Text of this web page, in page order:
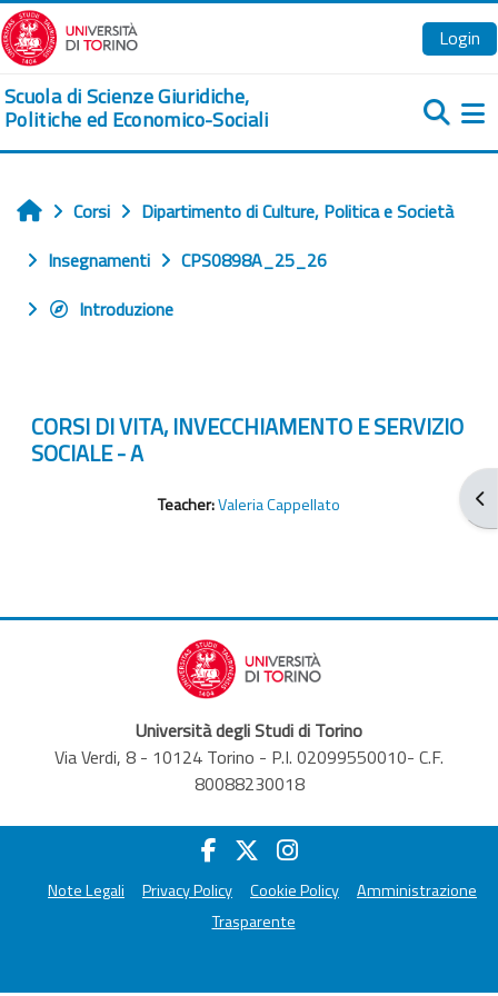
Vai al contenuto principale
Login
Scuola di Scienze Giuridiche,
Politiche ed Economico-Sociali
Home
Corsi
Dipartimento di Culture, Politica e Società
Insegnamenti
CPS0898A_25_26
Introduzione
CORSI DI VITA, INVECCHIAMENTO E SERVIZIO
SOCIALE - A
Teacher:Valeria Cappellato
Università degli Studi di Torino
Via Verdi, 8 - 10124 Torino - P.I. 02099550010- C.F.
80088230018
Note Legali Privacy Policy Cookie Policy
Amministrazione
Trasparente